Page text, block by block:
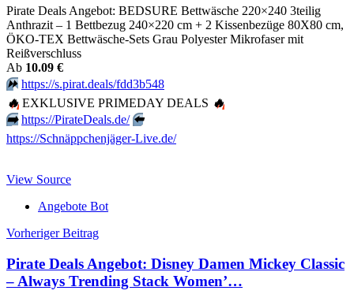
Pirate Deals Angebot: BEDSURE Bettwäsche 220×240 3teilig
Anthrazit – 1 Bettbezug 240×220 cm + 2 Kissenbezüge 80X80 cm,
ÖKO-TEX Bettwäsche-Sets Grau Polyester Mikrofaser mit
Reißverschluss
Аb 10.09 €
⏩️ https://s.pirat.deals/fdd3b548
🔥 EXKLUSIVE PRIMEDAY DEALS 🔥
➡️ https://PirateDeals.de/ ⬅️
https://Schnäppchenjäger-Live.de/
View Source
Angebote Bot
Beitragsnavigation
Vorheriger Beitrag
Pirate Deals Angebot: Disney Damen Mickey Classic
– Always Trending Stack Women’…